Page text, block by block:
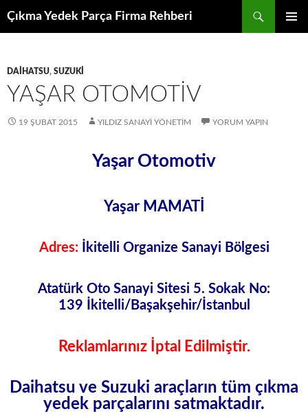
atla
Çıkma Yedek Parça Firma Rehberi
DAIHATSU, SUZUKI
YAŞAR OTOMOTIV
19 ŞUBAT 2015 YILDIZ SANAYI YÖNETIM YORUM YAPIN
Yaşar Otomotiv
Yaşar MAMATİ
Adres: İkitelli Organize Sanayi Bölgesi
Atatürk Oto Sanayi Sitesi 5. Sokak No:
139 İkitelli/Başakşehir/İstanbul
Reklamlarınız İptal Edilmiştir.
Daihatsu ve Suzuki araçların tüm çıkma
yedek parçalarını satmaktadır.